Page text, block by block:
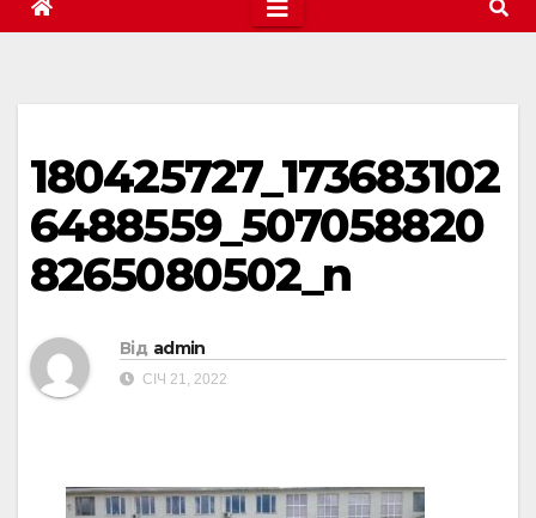
180425727_173683102
6488559_507058820
8265080502_n
Від admin
СІЧ 21, 2022